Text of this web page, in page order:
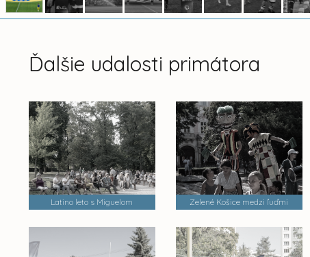
Ďalšie udalosti primátora
Latino leto s Miguelom Zelené Košice medzi ľuďmi